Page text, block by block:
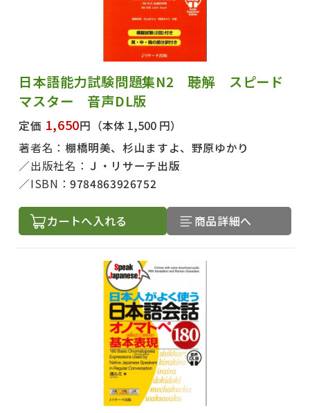
日本語能力試験問題集N2 聴解 スピード
マスター 音声DL版
定価 1,650円 （本体 1,500 円）
著者名： 棚橋明美、杉山ますよ、野原ゆかり
出版社名： Ｊ・リサーチ出版
ISBN：9784863926752
カートへ入れる 商品詳細へ